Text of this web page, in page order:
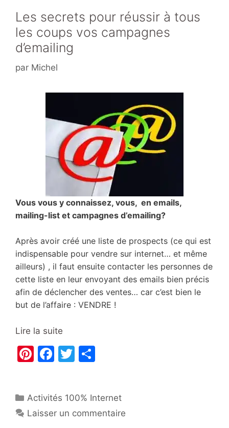
Les secrets pour réussir à tous
les coups vos campagnes
d’emailing
par Michel
Vous vous y connaissez, vous, en emails,
mailing-list et campagnes d’emailing?
Après avoir créé une liste de prospects (ce qui est
indispensable pour vendre sur internet… et même
ailleurs) , il faut ensuite contacter les personnes de
cette liste en leur envoyant des emails bien précis
afin de déclencher des ventes… car c’est bien le
but de l’affaire : VENDRE !
Lire la suite
Pi
e
st
F
e
b
T
er g
er
Catégories
Activités 100% Internet
Laisser un commentaire